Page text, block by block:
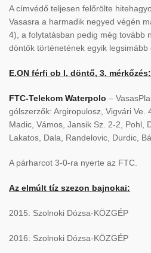
A címvédő teljesen felőrölte
Vasasra a harmadik negyed végén
4), a folytatásban pedig még tovább
döntők történetének egyik legsimább
E.ON férfi ob I, döntő, 3. mérkőzés:
FTC-Telekom Waterpolo –
gólszerzők: Argiropulosz, Vigvári Ve.
Madic, Vámos, Jansik Sz. 2-2, Pohl,
Lakatos, Dala, Randelovic, Durdic,
A párharcot 3-0-ra nyerte az FTC.
Az elmúlt tíz szezon bajnokai:
2015: Szolnoki Dózsa-KÖZGÉP
2016: Szolnoki Dózsa-KÖZGÉP